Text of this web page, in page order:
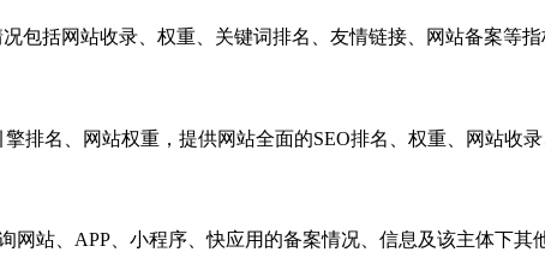
包括网站收录、权重、关键词排名、友情链接、网站备案等指
排名、网站权重，提供网站全面的SEO排名、权重、网站收
网站、APP、小程序、快应用的备案情况、信息及该主体下其